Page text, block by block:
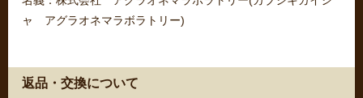
ャ アグラオネマラボラトリー)
返品・交換について